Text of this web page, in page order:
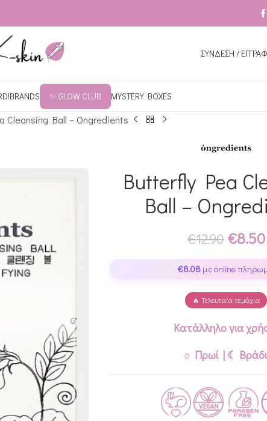
ΣΥΝΔΕΣΗ /
BRANDS ✨ GLOW CLUB MYSTERY BOXES
Cleansing Ball – Ongredients
Butterfly Pea
Ball –
€12.90 €8.50
€8.08 με online
🔥 Τελευταία τεμάχια
Κατάλληλο για
☼ Πρωί | ☾